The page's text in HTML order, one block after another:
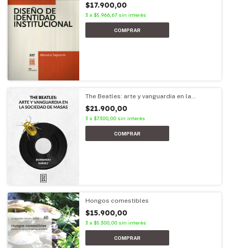
$17.900,00
3 x $5.966,67 sin interés
The Beatles: arte y vanguardia en la
$21.900,00
3 x $7.300,00 sin interés
Hongos comestibles
$15.900,00
3 x $5.300,00 sin interés